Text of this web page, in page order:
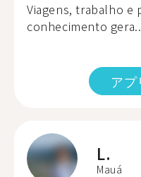
Viagens, trabalho e
conhecimento
アプ
L.
Mauá